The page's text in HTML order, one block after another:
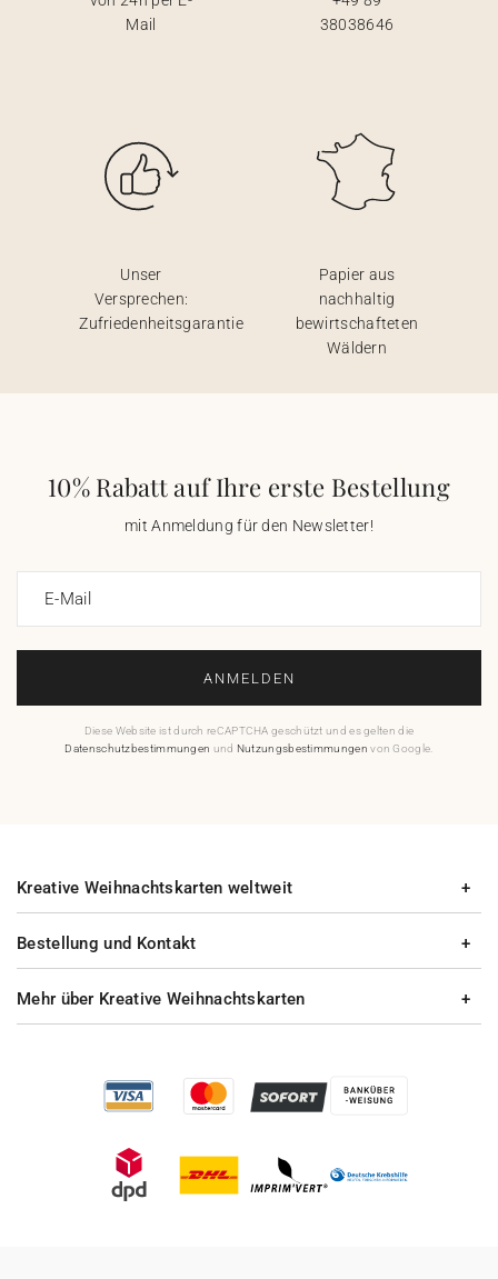
Mail
38038646
Unser
Versprechen:
Zufriedenheitsgarantie
Papier aus
nachhaltig
bewirtschafteten
Wäldern
10% Rabatt auf Ihre erste Bestellung
mit Anmeldung für den Newsletter!
E-Mail
ANMELDEN
Diese Website ist durch reCAPTCHA geschützt und es gelten die
Datenschutzbestimmungen und Nutzungsbestimmungen von Google.
Bestellung und Kontakt
Mehr über Kreative Weihnachtskarten
Kreative Weihnachtskarten weltweit